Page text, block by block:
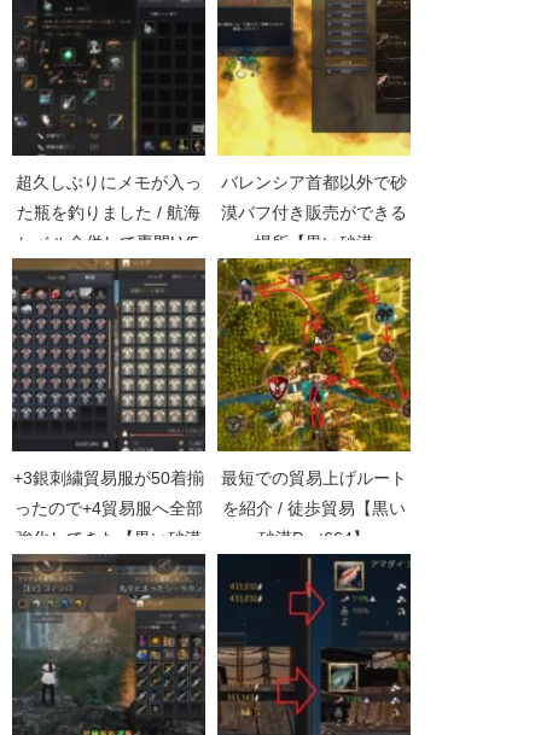
超久しぶりにメモが入っ
た瓶を釣りました / 航海
レベル合併して専門LV5
達成【黒い砂漠
Part2430】
バレンシア首都以外で砂
漠バフ付き販売ができる
場所【黒い砂漠
Part590】
+3銀刺繍貿易服が50着揃
ったので+4貿易服へ全部
強化してきた【黒い砂漠
Part3590】
最短での貿易上げルート
を紹介 / 徒歩貿易【黒い
砂漠Part664】